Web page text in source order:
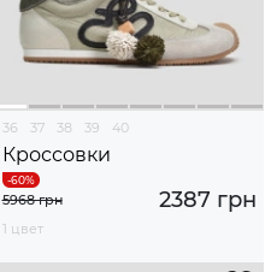
36 37 38 39 40
Кроссовки
2387 грн
5968 грн
1 цвет